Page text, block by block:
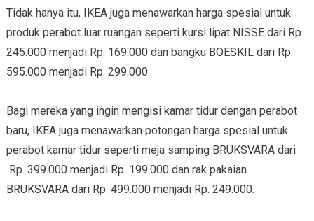
Tidak hanya itu, IKEA juga menawarkan harga spesial untuk
produk perabot luar ruangan seperti kursi lipat NISSE dari Rp.
245.000 menjadi Rp. 169.000 dan bangku BOESKIL dari Rp.
595.000 menjadi Rp. 299.000.
Bagi mereka yang ingin mengisi kamar tidur dengan perabot
baru, IKEA juga menawarkan potongan harga spesial untuk
perabot kamar tidur seperti meja samping BRUKSVARA dari
Rp. 399.000 menjadi Rp. 199.000 dan rak pakaian
BRUKSVARA dari Rp. 499.000 menjadi Rp. 249.000.